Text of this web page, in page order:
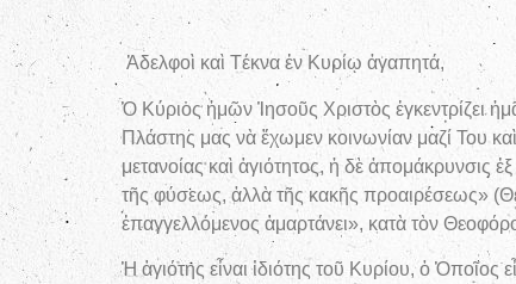
(στιχηρὸν
Ἀδελφοὶ καὶ Τέκνα ἐν Κυρίῳ ἀγαπητά,
Ὁ Κύριος ἡμῶν Ἰησοῦς Χριστὸς ἐγκεντρίζει
Πλάστης μας νὰ ἔχωμεν κοινωνίαν μαζί Του
μετανοίας καὶ ἁγιότητος, ἡ δὲ ἀπομάκρυνσις
τῆς φύσεως, ἀλλὰ τῆς κακῆς προαιρέσεως»
ἐπαγγελλόμενος ἁμαρτάνει», κατὰ τὸν
Ἡ ἁγιότης εἶναι ἰδιότης τοῦ Κυρίου, ὁ